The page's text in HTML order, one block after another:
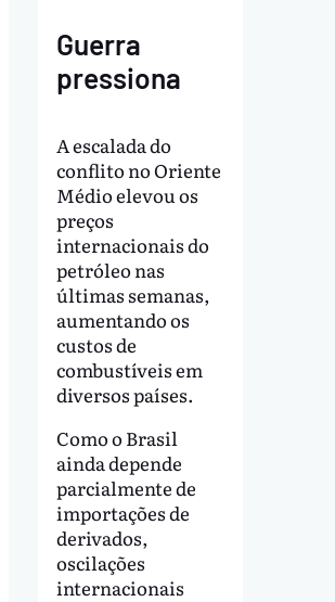
Guerra
pressiona
A escalada do
conflito no Oriente
Médio elevou os
preços
internacionais do
petróleo nas
últimas semanas,
aumentando os
custos de
combustíveis em
diversos países.
Como o Brasil
ainda depende
parcialmente de
importações de
derivados,
oscilações
internacionais